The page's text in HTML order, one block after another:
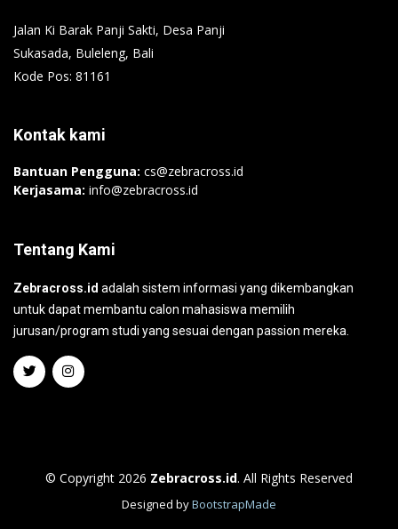
Jalan Ki Barak Panji Sakti, Desa Panji
Sukasada, Buleleng, Bali
Kode Pos: 81161
Kontak kami
Bantuan Pengguna: cs@zebracross.id
Kerjasama: info@zebracross.id
Tentang Kami
Zebracross.id adalah sistem informasi yang dikembangkan
untuk dapat membantu calon mahasiswa memilih
jurusan/program studi yang sesuai dengan passion mereka.
© Copyright 2026 Zebracross.id. All Rights Reserved
Designed byBootstrapMade